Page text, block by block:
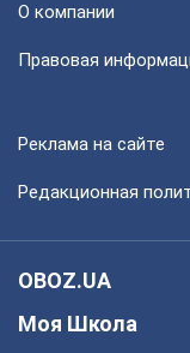
О компании
Правовая
Реклама на сайте
Редакционная
OBOZ.UA
Моя Школа